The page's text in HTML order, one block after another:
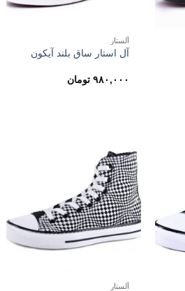
آلستار
آل استار ساق بلند آیکون
۹۸۰,۰۰۰ تومان
آلستار